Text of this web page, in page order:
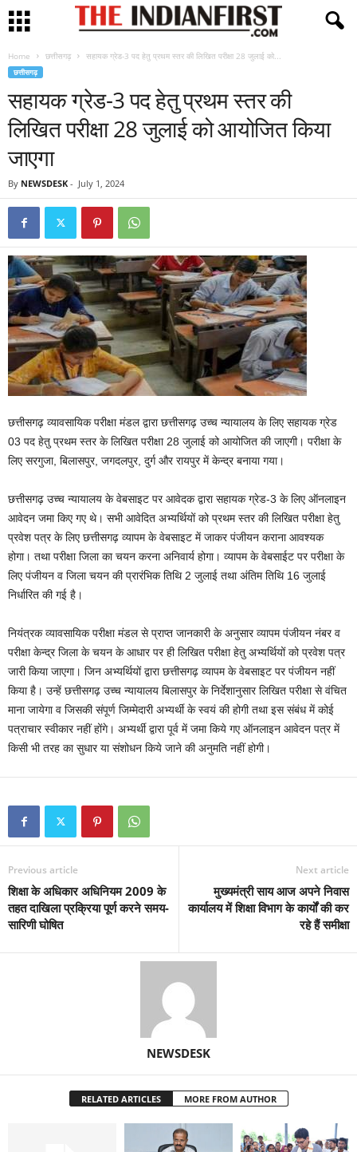
Home छत्तीसगढ़ सहायक ग्रेड-3 पद हेतु प्रथम स्तर की लिखित परीक्षा 28 जुलाई को...
छत्तीसगढ़
सहायक ग्रेड-3 पद हेतु प्रथम स्तर की
लिखित परीक्षा 28 जुलाई को आयोजित किया
जाएगा
By NEWSDESK - July 1, 2024
छत्तीसगढ़ व्यावसायिक परीक्षा मंडल द्वारा छत्तीसगढ़ उच्च न्यायालय के लिए सहायक ग्रेड
03 पद हेतु प्रथम स्तर के लिखित परीक्षा 28 जुलाई को आयोजित की जाएगी। परीक्षा के
लिए सरगुजा, बिलासपुर, जगदलपुर, दुर्ग और रायपुर में केन्द्र बनाया गया।
छत्तीसगढ़ उच्च न्यायालय के वेबसाइट पर आवेदक द्वारा सहायक ग्रेड-3 के लिए ऑनलाइन
आवेदन जमा किए गए थे। सभी आवेदित अभ्यर्थियों को प्रथम स्तर की लिखित परीक्षा हेतु
प्रवेश पत्र के लिए छत्तीसगढ़ व्यापम के वेबसाइट में जाकर पंजीयन कराना आवश्यक
होगा। तथा परीक्षा जिला का चयन करना अनिवार्य होगा। व्यापम के वेबसाईट पर परीक्षा के
लिए पंजीयन व जिला चयन की प्रारंभिक तिथि 2 जुलाई तथा अंतिम तिथि 16 जुलाई
निर्धारित की गई है।
नियंत्रक व्यावसायिक परीक्षा मंडल से प्राप्त जानकारी के अनुसार व्यापम पंजीयन नंबर व
परीक्षा केन्द्र जिला के चयन के आधार पर ही लिखित परीक्षा हेतु अभ्यर्थियों को प्रवेश पत्र
जारी किया जाएगा। जिन अभ्यर्थियों द्वारा छत्तीसगढ़ व्यापम के वेबसाइट पर पंजीयन नहीं
किया है। उन्हें छत्तीसगढ़ उच्च न्यायालय बिलासपुर के निर्देशानुसार लिखित परीक्षा से वंचित
माना जायेगा व जिसकी संपूर्ण जिम्मेदारी अभ्यर्थी के स्वयं की होगी तथा इस संबंध में कोई
पत्राचार स्वीकार नहीं होंगे। अभ्यर्थी द्वारा पूर्व में जमा किये गए ऑनलाइन आवेदन पत्र में
किसी भी तरह का सुधार या संशोधन किये जाने की अनुमति नहीं होगी।
Previous article
शिक्षा के अधिकार अधिनियम 2009 के
तहत दाखिला प्रक्रिया पूर्ण करने समय-
सारिणी घोषित
Next article
मुख्यमंत्री साय आज अपने निवास
कार्यालय में शिक्षा विभाग के कार्यों की कर
रहे हैं समीक्षा
NEWSDESK
RELATED ARTICLES MORE FROM AUTHOR